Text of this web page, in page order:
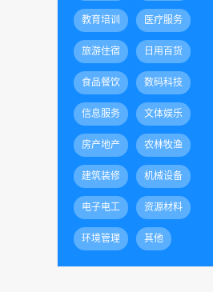
教育培训 医疗服务
旅游住宿 日用百货
食品餐饮 数码科技
信息服务 文体娱乐
房产地产 农林牧渔
建筑装修 机械设备
电子电工 资源材料
环境管理 其他